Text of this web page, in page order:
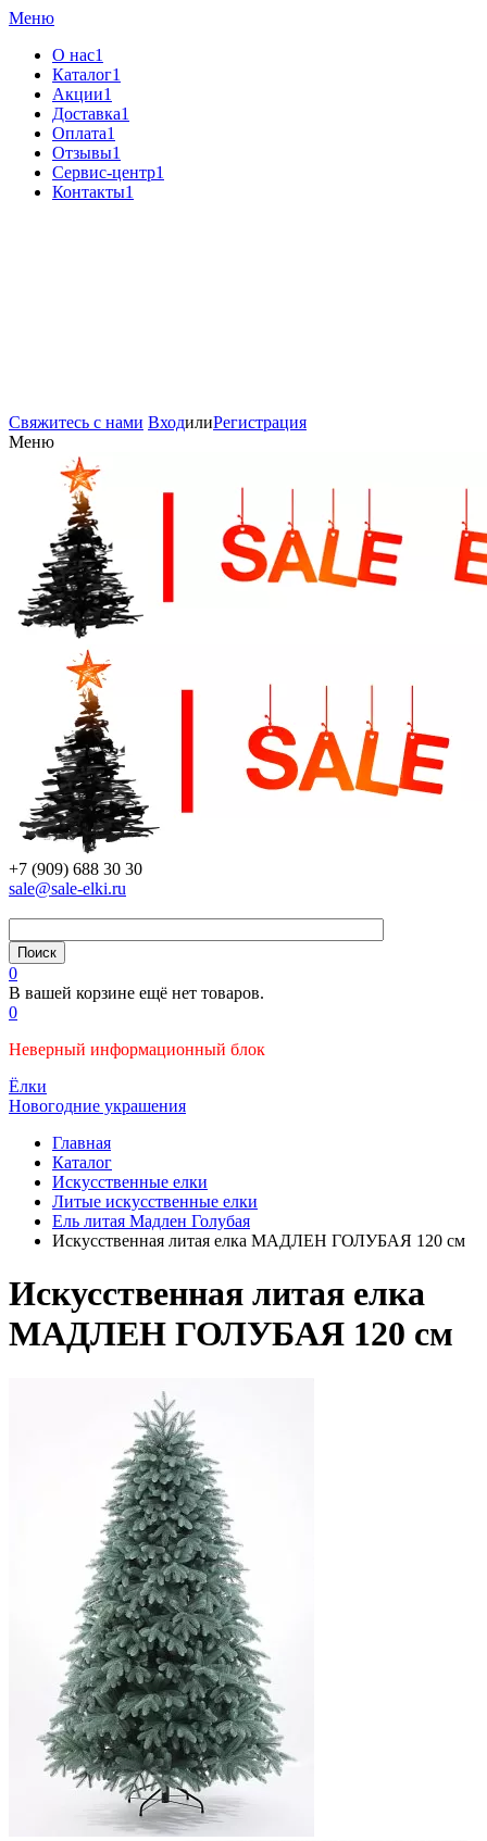
Меню
О нас1
Каталог1
Акции1
Доставка1
Оплата1
Отзывы1
Сервис-центр1
Контакты1
Свяжитесь с нами ВходилиРегистрация
Меню
+7 (909) 688 30 30
sale@sale-elki.ru
0
В вашей корзине ещё нет товаров.
0
Неверный информационный блок
Ёлки
Новогодние украшения
Главная
Каталог
Искусственные елки
Литые искусственные елки
Ель литая Мадлен Голубая
Искусственная литая елка МАДЛЕН ГОЛУБАЯ 120 см
Искусственная литая елка
МАДЛЕН ГОЛУБАЯ 120 см